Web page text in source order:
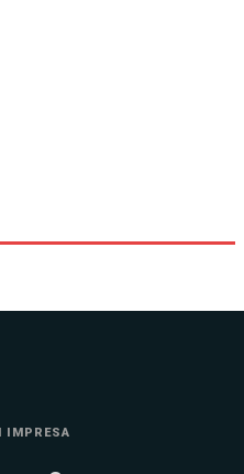
IMPRESA